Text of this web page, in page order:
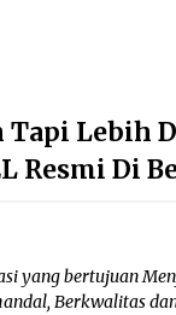
Tapi Lebih
Resmi Di
yang bertujuan
Berkwalitas